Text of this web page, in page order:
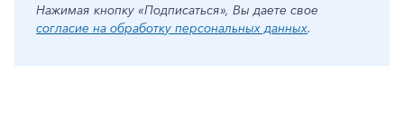
Нажимая кнопку «Подписаться», Вы даете свое
согласие на обработку персональных данных.